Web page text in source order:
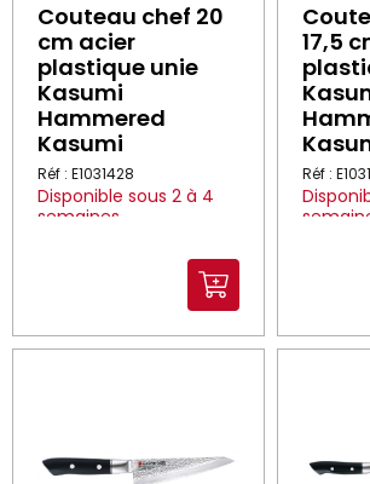
Couteau chef 20
cm acier
plastique unie
Kasumi
Hammered
Kasumi
Réf : E1031428
Disponible sous 2 à 4
semaines
17,5
Réf :